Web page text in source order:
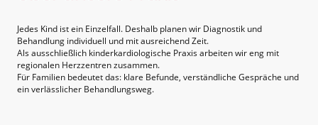
Jedes Kind ist ein Einzelfall. Deshalb planen wir Diagnostik und
Behandlung individuell und mit ausreichend Zeit.
Als ausschließlich kinderkardiologische Praxis arbeiten wir eng mit
regionalen Herzzentren zusammen.
Für Familien bedeutet das: klare Befunde, verständliche Gespräche und
ein verlässlicher Behandlungsweg.